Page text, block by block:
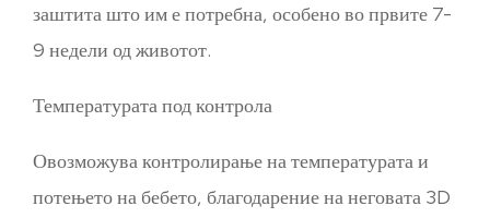
заштита што им е потребна, особено во првите 7-
9 недели од животот.
Температурата под контрола
Овозможува контролирање на температурата и
потењето на бебето, благодарение на неговата 3D